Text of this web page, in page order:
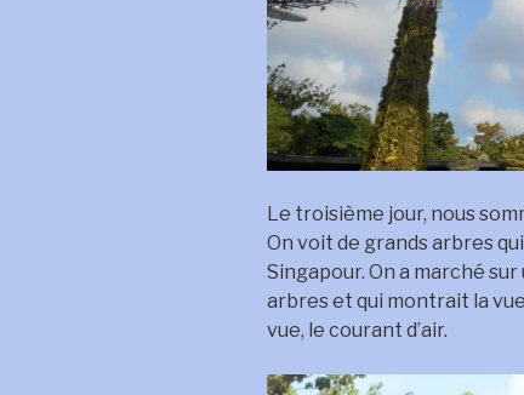
Le troisième jour, nous
On voit de grands arbres
Singapour. On a marché
arbres et qui montrait la
vue, le courant d’air.